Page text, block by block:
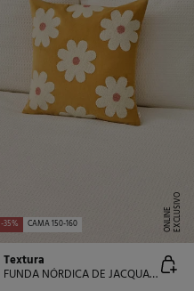
-35% CAMA 150-160 E
X
C
L
U
SI
V
O
O
N
LI
N
E
Textura
FUNDA NÓRDICA DE JACQUARD